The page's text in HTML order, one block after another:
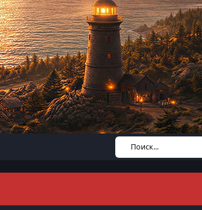
Поиск...